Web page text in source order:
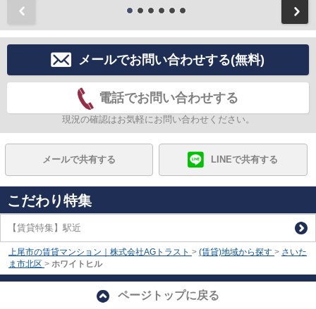
メールでお問い合わせする(無料)
電話でお問い合わせする
現況の確認はお気軽にお問い合わせください。
メールで共有する LINEで共有する
こだわり特集
【賃貸特集】駅近
上尾市の賃貸マンション｜株式会社AGトラスト > (賃貸)地域から探す > さいた
ま市北区 > ホワイトヒル
ページトップに戻る